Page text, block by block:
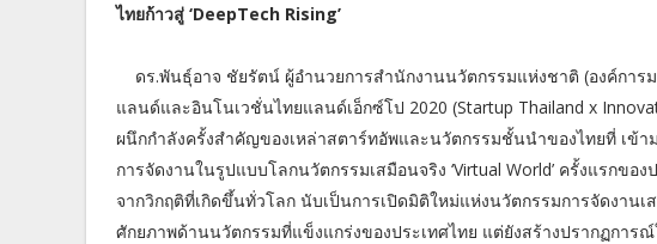
ไทยก้าวสู่ ‘DeepTech Rising’
ดร.พันธุ์อาจ ชัยรัตน์ ผู้อำนวยการสำนักงานนวัตกรรมแห่งชาติ (องค์การ
แลนด์และอินโนเวชั่นไทยแลนด์เอ็กซ์โป 2020 (Startup Thailand x
ผนึกกำลังครั้งสำคัญของเหล่าสตาร์ทอัพและนวัตกรรมชั้นนำของไทยที่ เข้
การจัดงานในรูปแบบโลกนวัตกรรมเสมือนจริง ‘Virtual World’ ครั้งแรกขอ
จากวิกฤติที่เกิดขึ้นทั่วโลก นับเป็นการเปิดมิติใหม่แห่งนวัตกรรมการจัดงาน
ศักยภาพด้านนวัตกรรมที่แข็งแกร่งของประเทศไทย แต่ยังสร้างปรากฏการ